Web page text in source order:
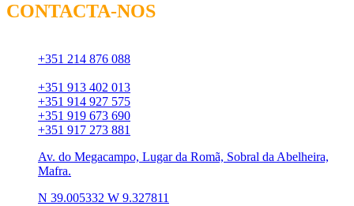
CONTACTA-NOS
+351 214 876 088
+351 913 402 013
+351 914 927 575
+351 919 673 690
+351 917 273 881
Av. do Megacampo, Lugar da Romã, Sobral da Abelheira,
Mafra.
N 39.005332 W 9.327811